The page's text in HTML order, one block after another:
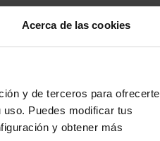
Acerca de las cookies
y de terceros para ofrecerte
Puedes modificar tus
y obtener más
Consumo mixto
100